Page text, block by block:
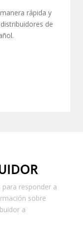
rápida y
de
responder a
sobre
a